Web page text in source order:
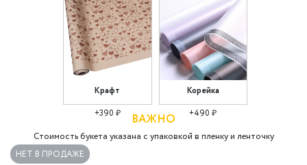
Крафт
+390 ₽
Корейка
+490 ₽
ВАЖНО
Стоимость букета указана с упаковкой в пленку и ленточку
НЕТ В ПРОДАЖЕ